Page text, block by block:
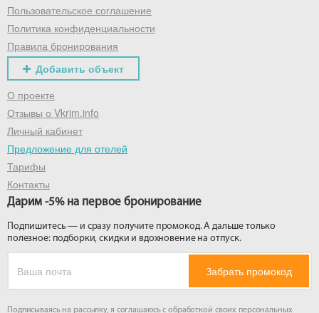
Пользовательское соглашение
Политика конфиденциальности
Правила бронирования
Добавить объект
О проекте
Отзывы о Vkrim.info
Личный кабинет
Предложение для отелей
Тарифы
Контакты
Дарим -5% на первое бронирование
Подпишитесь — и сразу получите промокод. А дальше только
полезное: подборки, скидки и вдохновение на отпуск.
Забрать промокод
Подписываясь на рассылку, я соглашаюсь с обработкой своих персональных